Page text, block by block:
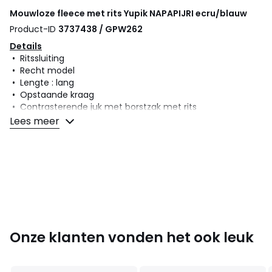
Mouwloze fleece met rits Yupik NAPAPIJRI ecru/blauw
Product-ID 3737438 / GPW262
Details
• Ritssluiting
• Recht model
• Lengte : lang
• Opstaande kraag
• Contrasterende juk met borstzak met rits
• Contrasterende biezen op armsgaten, ritssluiting voor
en onderkant
Lees meer
Onze klanten vonden het ook leuk